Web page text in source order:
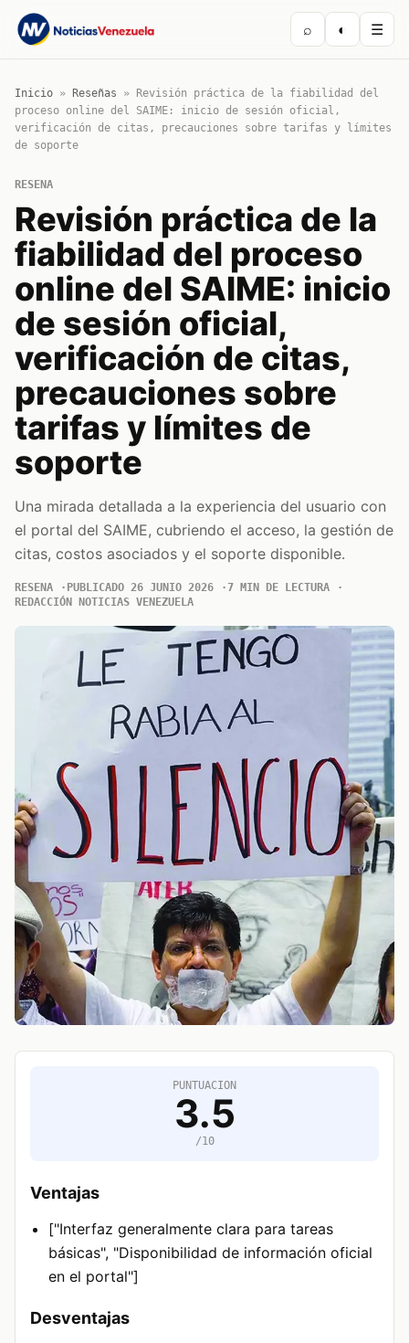
⌕ ◐ ☰
Inicio » Reseñas »
Revisión práctica de la fiabilidad del
proceso online del SAIME: inicio de sesión oficial,
verificación de citas, precauciones sobre tarifas y límites
de soporte
RESENA
Revisión práctica de la
fiabilidad del proceso
online del SAIME: inicio
de sesión oficial,
verificación de citas,
precauciones sobre
tarifas y límites de
soporte
Una mirada detallada a la experiencia del usuario con
el portal del SAIME, cubriendo el acceso, la gestión de
citas, costos asociados y el soporte disponible.
RESENA PUBLICADO 26 JUNIO 2026
7 MIN DE LECTURA
REDACCIÓN NOTICIAS VENEZUELA
PUNTUACION
3.5
/10
Ventajas
["Interfaz generalmente clara para tareas
básicas", "Disponibilidad de información oficial
en el portal"]
Desventajas